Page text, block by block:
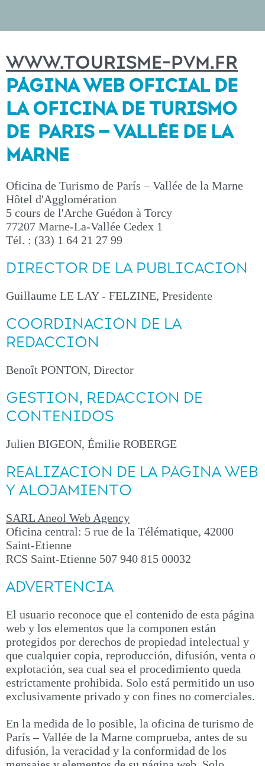
WWW.TOURISME-PVM.FR
PÁGINA WEB OFICIAL DE
LA OFICINA DE TURISMO
DE PARIS – VALLÉE DE LA
MARNE
Oficina de Turismo de París – Vallée de la Marne
Hôtel d'Agglomération
5 cours de l'Arche Guédon à Torcy
77207 Marne-La-Vallée Cedex 1
Tél. : (33) 1 64 21 27 99
DIRECTOR DE LA PUBLICACIÓN
Guillaume LE LAY - FELZINE, Presidente
COORDINACIÓN DE LA
REDACCIÓN
Benoît PONTON, Director
GESTIÓN, REDACCIÓN DE
CONTENIDOS
Julien BIGEON, Émilie ROBERGE
REALIZACIÓN DE LA PÁGINA WEB
Y ALOJAMIENTO
SARL Aneol Web Agency
Oficina central: 5 rue de la Télématique, 42000
Saint-Etienne
RCS Saint-Etienne 507 940 815 00032
ADVERTENCIA
El usuario reconoce que el contenido de esta página
web y los elementos que la componen están
protegidos por derechos de propiedad intelectual y
que cualquier copia, reproducción, difusión, venta o
explotación, sea cual sea el procedimiento queda
estrictamente prohibida. Solo está permitido un uso
exclusivamente privado y con fines no comerciales.
En la medida de lo posible, la oficina de turismo de
París – Vallée de la Marne comprueba, antes de su
difusión, la veracidad y la conformidad de los